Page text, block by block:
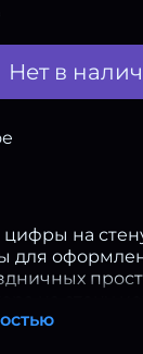
Нет в
на
для
на стену